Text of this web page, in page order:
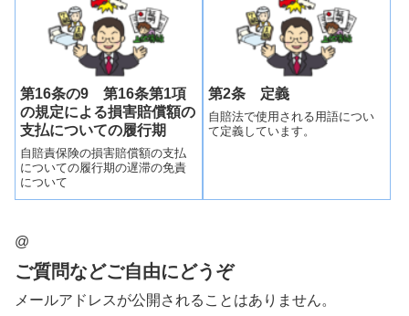
第16条の9 第16条第1項
の規定による損害賠償額の
支払についての履行期
自賠責保険の損害賠償額の支払
についての履行期の遅滞の免責
について
第2条 定義
自賠法で使用される用語につい
て定義しています。
@
ご質問などご自由にどうぞ
メールアドレスが公開されることはありません。